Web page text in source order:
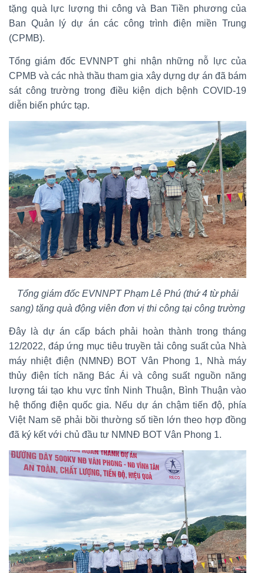
tặng quà lực lượng thi công và Ban Tiền phương của
Ban Quản lý dự án các công trình điện miền Trung
(CPMB).
Tổng giám đốc EVNNPT ghi nhận những nỗ lực của
CPMB và các nhà thầu tham gia xây dựng dự án đã bám
sát công trường trong điều kiện dịch bệnh COVID-19
diễn biến phức tạp.
Tổng giám đốc EVNNPT Phạm Lê Phú (thứ 4 từ phải
sang) tặng quà động viên đơn vị thi công tại công trường
Đây là dự án cấp bách phải hoàn thành trong tháng
12/2022, đáp ứng mục tiêu truyền tải công suất của Nhà
máy nhiệt điện (NMNĐ) BOT Vân Phong 1, Nhà máy
thủy điện tích năng Bác Ái và công suất nguồn năng
lượng tái tạo khu vực tỉnh Ninh Thuận, Bình Thuận vào
hệ thống điện quốc gia. Nếu dự án chậm tiến độ, phía
Việt Nam sẽ phải bồi thường số tiền lớn theo hợp đồng
đã ký kết với chủ đầu tư NMNĐ BOT Vân Phong 1.